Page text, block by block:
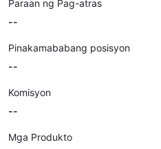
Paraan ng Pag-atras
--
Pinakamababang posisyon
--
Komisyon
--
Mga Produkto